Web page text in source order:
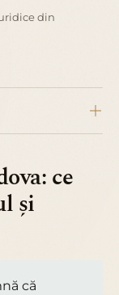
din
ce
și
că